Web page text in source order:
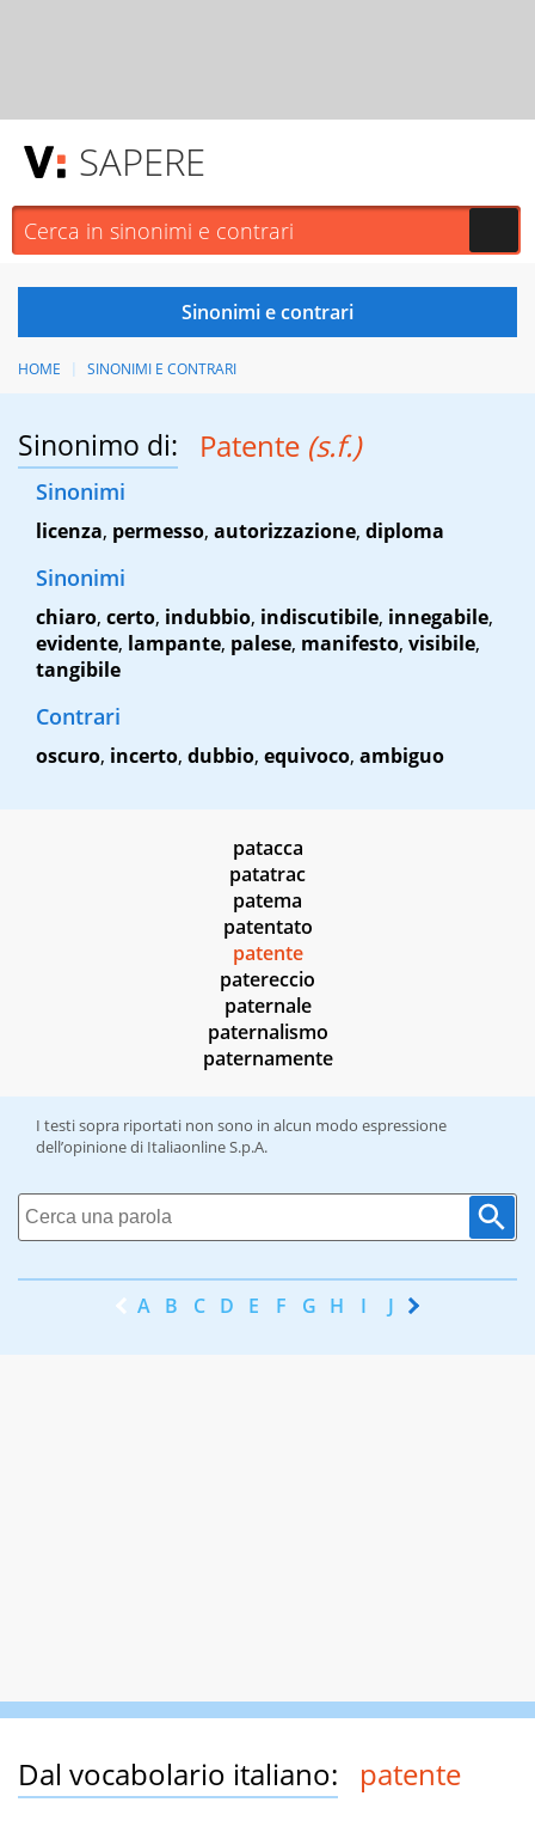
SAPERE
HOME SINONIMI E CONTRARI
Sinonimo di: Patente (s.f.)
Sinonimi
licenza, permesso, autorizzazione, diploma
Sinonimi
chiaro, certo, indubbio, indiscutibile, innegabile,
evidente, lampante, palese, manifesto, visibile,
tangibile
Contrari
oscuro, incerto, dubbio, equivoco, ambiguo
patacca
patatrac
patema
patentato
patente
patereccio
paternale
paternalismo
paternamente
I testi sopra riportati non sono in alcun modo espressione
dell’opinione di Italiaonline S.p.A.
A B C D E F G H I J K
Dal vocabolario italiano: patente